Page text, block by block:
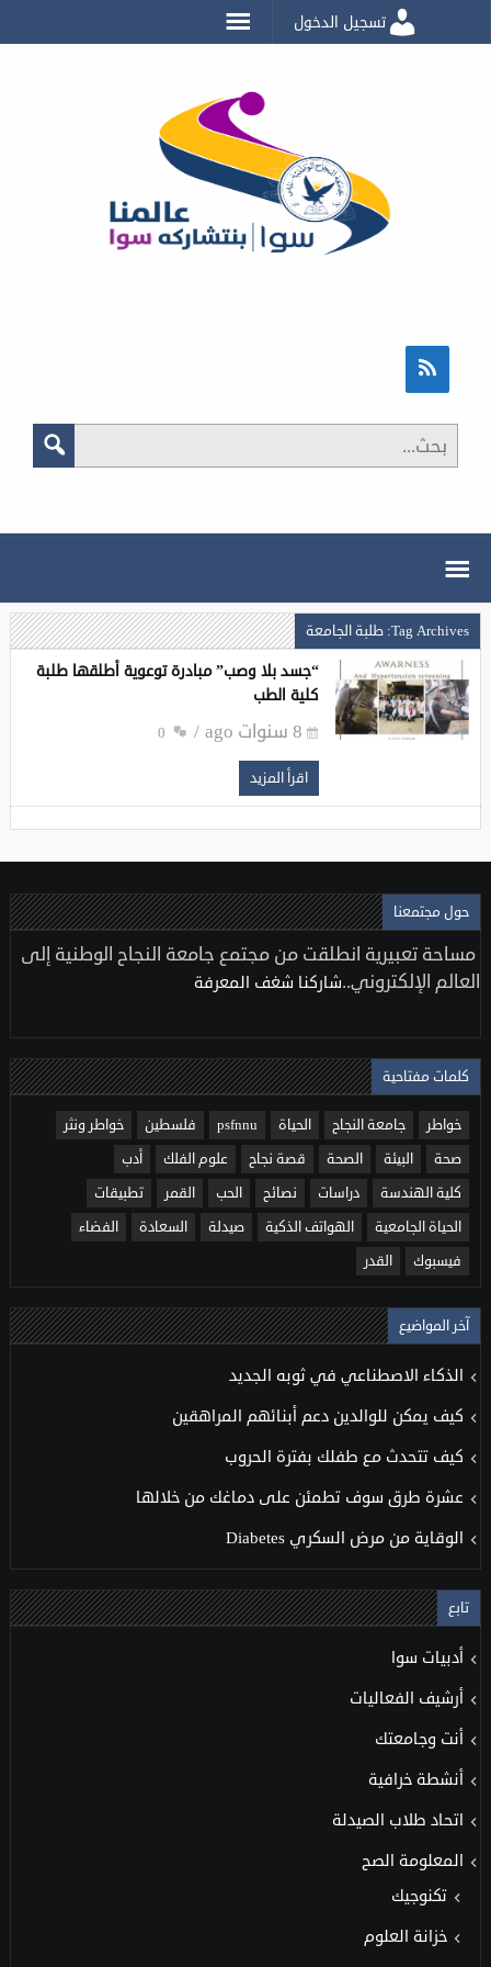
تسجيل الدخول
Tag Archives: طلبة الجامعة
“جسد بلا وصب” مبادرة توعوية أطلقها طلبة
كلية الطب
8 سنوات ago 0
اقرأ المزيد
حول مجتمعنا
مساحة تعبيرية انطلقت من مجتمع جامعة النجاح الوطنية إلى
العالم الإلكتروني..شاركنا شغف المعرفة
كلمات مفتاحية
خواطر جامعة النجاح الحياة psfnnu فلسطين
خواطر ونثر
صحة
البيئة الصحة قصة نجاح علوم الفلك
أدب
كلية الهندسة
دراسات نصائح الحب القمر
تطبيقات
الحياة الجامعية
الهواتف الذكية صيدلة السعادة
الفضاء
فيسبوك
القدر
آخر المواضيع
الذكاء الاصطناعي في ثوبه الجديد
كيف يمكن للوالدين دعم أبنائهم المراهقين
كيف تتحدث مع طفلك بفترة الحروب
عشرة طرق سوف تطمئن على دماغك من خلالها
الوقاية من مرض السكري Diabetes
تابع
أدبيات سوا
أرشيف الفعاليات
أنت وجامعتك
أنشطة خرافية
اتحاد طلاب الصيدلة
المعلومة الصح
تكنوجيك
خزانة العلوم